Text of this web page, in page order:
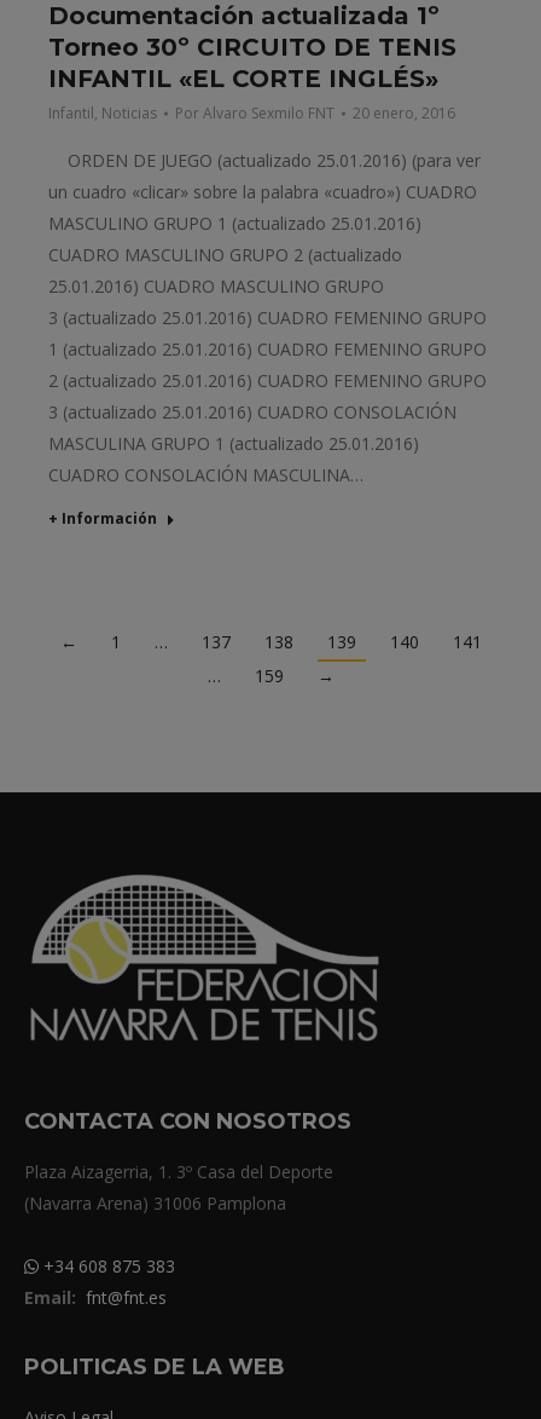
Documentación actualizada 1º
Torneo 30º CIRCUITO DE TENIS
INFANTIL «EL CORTE INGLÉS»
Infantil, Noticias PorAlvaro Sexmilo FNT 20 enero, 2016
ORDEN DE JUEGO (actualizado 25.01.2016) (para ver
un cuadro «clicar» sobre la palabra «cuadro») CUADRO
MASCULINO GRUPO 1 (actualizado 25.01.2016)
CUADRO MASCULINO GRUPO 2 (actualizado
25.01.2016) CUADRO MASCULINO GRUPO
3 (actualizado 25.01.2016) CUADRO FEMENINO GRUPO
1 (actualizado 25.01.2016) CUADRO FEMENINO GRUPO
2 (actualizado 25.01.2016) CUADRO FEMENINO GRUPO
3 (actualizado 25.01.2016) CUADRO CONSOLACIÓN
MASCULINA GRUPO 1 (actualizado 25.01.2016)
CUADRO CONSOLACIÓN MASCULINA…
+ Información
← 1 … 137 138 139 140
141
…
159 →
CONTACTA CON NOSOTROS
Plaza Aizagerria, 1. 3º Casa del Deporte
(Navarra Arena) 31006 Pamplona
+34 608 875 383
Email: fnt@fnt.es
POLITICAS DE LA WEB